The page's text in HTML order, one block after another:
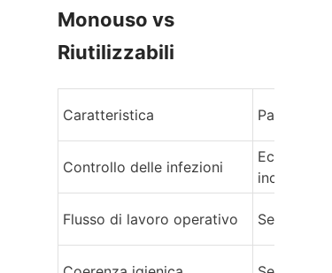
Monouso vs
Riutilizzabili
Caratteristica Panni per
Controllo delle infezioni
incrociata
Flusso di lavoro operativo Semplice